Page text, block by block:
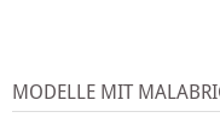
MODELLE MIT